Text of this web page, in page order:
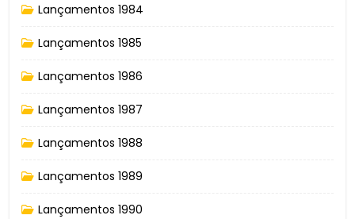
Lançamentos 1984
Lançamentos 1985
Lançamentos 1986
Lançamentos 1987
Lançamentos 1988
Lançamentos 1989
Lançamentos 1990